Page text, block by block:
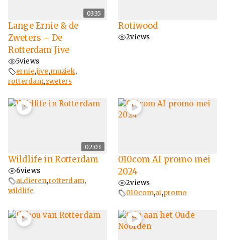
03:35
Lange Ernie & de
Zweters – De
Rotterdam Jive
5views
ernie,jive,muziek,
rotterdam,zweters
Rotiwood
2views
02:03
Wildlife in Rotterdam
6views
ai,dieren,rotterdam,
wildlife
010com AI promo mei
2024
2views
010com,ai,promo